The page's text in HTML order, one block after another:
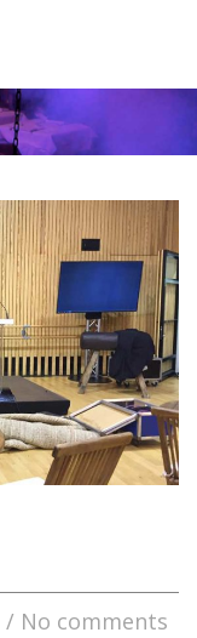
/ No comments